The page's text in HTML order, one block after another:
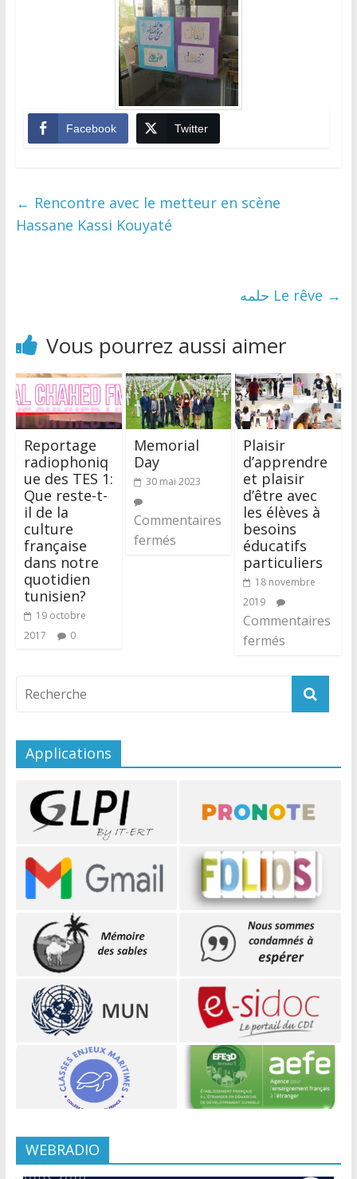
Facebook Twitter
← Rencontre avec le metteur en scène
Hassane Kassi Kouyaté
حلمه Le rêve →
Vous pourrez aussi aimer
Reportage
radiophoniq
ue des TES 1:
Que reste-t-
il de la
culture
française
dans notre
quotidien
tunisien?
19 octobre
2017
0
Memorial
Day
30 mai 2023
Commentaires
fermés
Plaisir
d’apprendre
et plaisir
d’être avec
les élèves à
besoins
éducatifs
particuliers
18 novembre
2019
Commentaires
fermés
Applications
WEBRADIO